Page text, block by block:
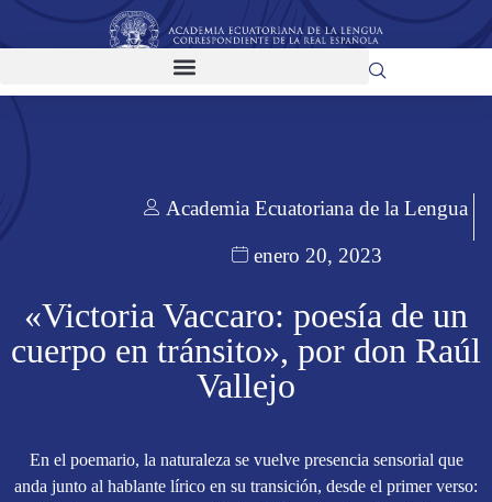
Academia Ecuatoriana de la Lengua
enero 20, 2023
«Victoria Vaccaro: poesía de un
cuerpo en tránsito», por don Raúl
Vallejo
En el poemario, la naturaleza se vuelve presencia sensorial que
anda junto al hablante lírico en su transición, desde el primer verso: